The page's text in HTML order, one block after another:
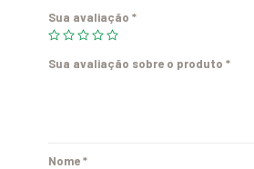
Sua avaliação *
Sua avaliação sobre o produto *
Nome*